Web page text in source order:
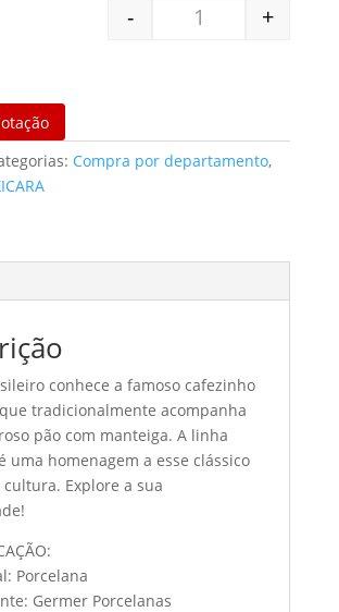
XICARA CHA
- +
Compra por departamento,
conhece a famoso cafezinho
tradicionalmente acompanha
pão com manteiga. A linha
uma homenagem a esse clássico
cultura. Explore a sua
Porcelana
Germer Porcelanas